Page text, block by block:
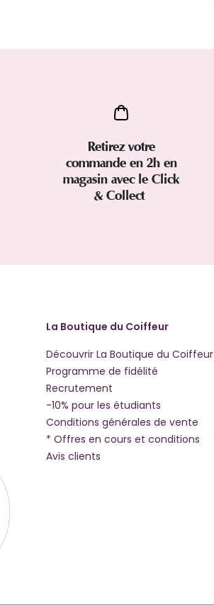
Retirez votre
commande en 2h en
magasin avec le Click
& Collect
La Boutique du Coiffeur
Découvrir La Boutique du Coiffeur
Programme de fidélité
Recrutement
-10% pour les étudiants
Conditions générales de vente
* Offres en cours et conditions
Avis clients